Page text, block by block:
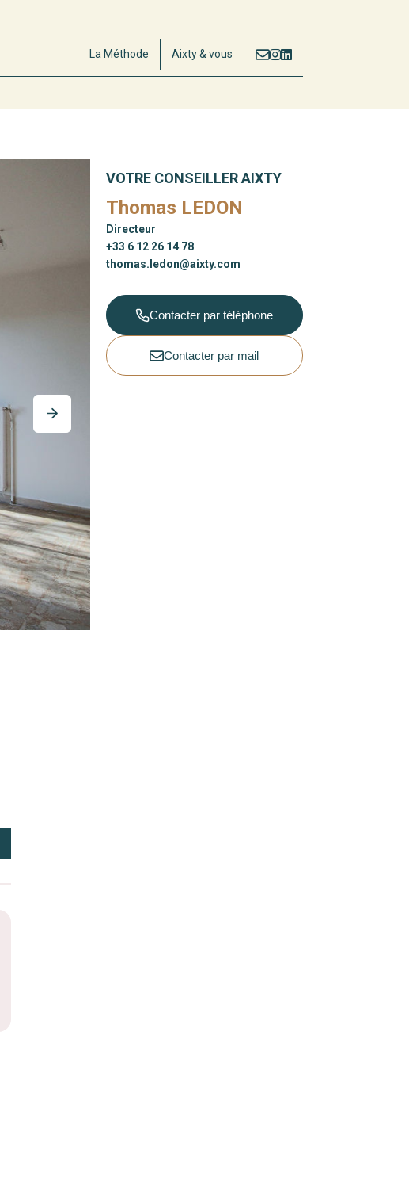
La Méthode Aixty & vous
VOTRE CONSEILLER AIXTY
Thomas LEDON
Directeur
+33 6 12 26 14 78
thomas.ledon@aixty.com
Contacter par téléphone
Contacter par mail